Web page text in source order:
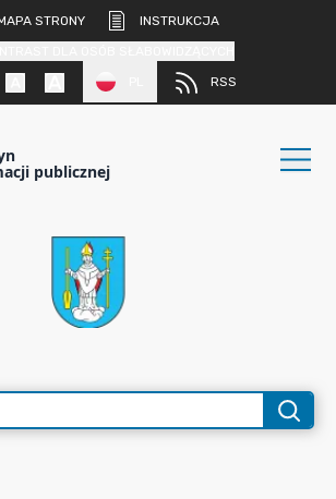
STRONY
INSTRUKCJA
RSS
publicznej